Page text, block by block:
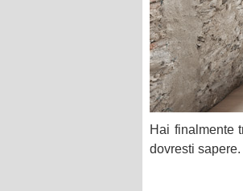
Hai finalmente
dovresti